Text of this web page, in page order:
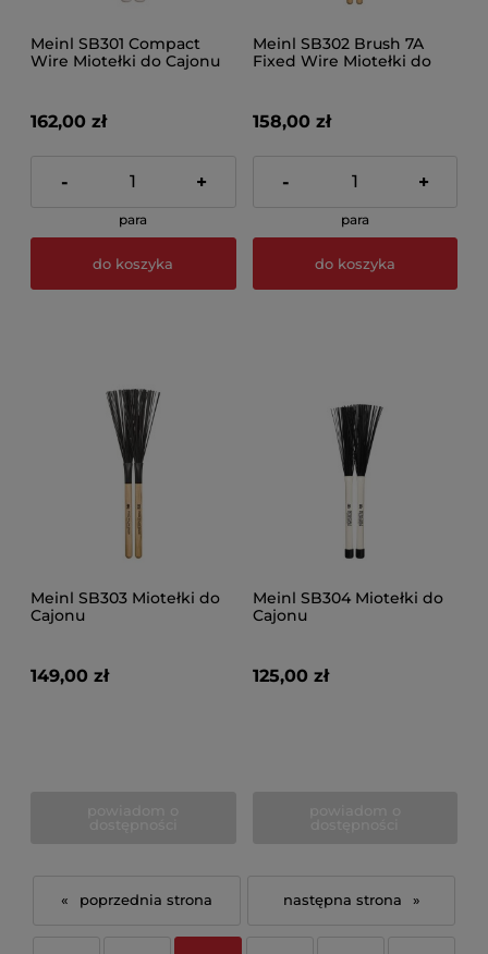
Meinl SB301 Compact
Wire Miotełki do Cajonu
162,00 zł
- +
para
do koszyka
Meinl SB302 Brush 7A
Fixed Wire Miotełki do
158,00 zł
- +
para
do koszyka
Meinl SB303 Miotełki do
Cajonu
149,00 zł
Meinl SB304 Miotełki do
Cajonu
125,00 zł
« »